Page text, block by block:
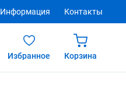
Информация Контакты
Избранное Корзина